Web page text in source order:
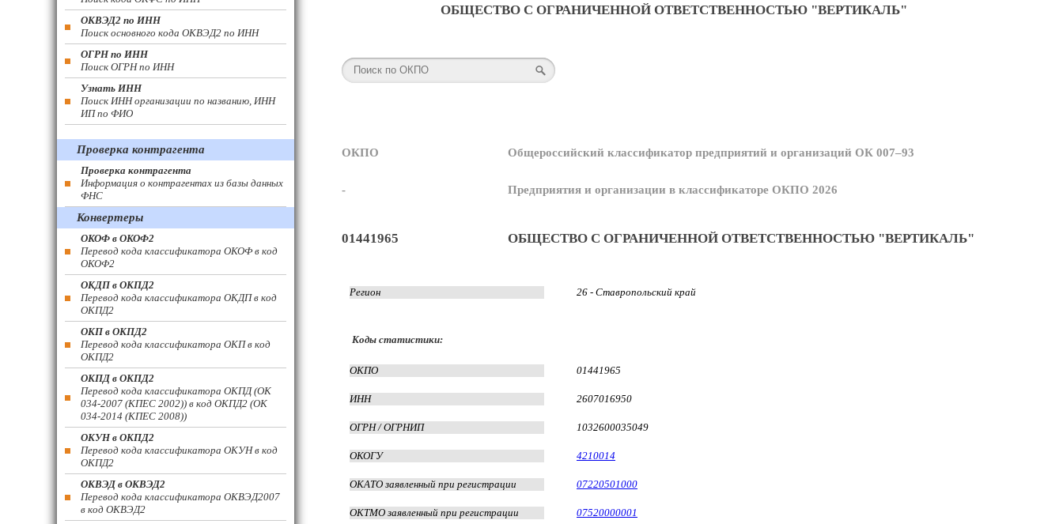
ОБЩЕСТВО С ОГРАНИЧЕННОЙ ОТВЕТСТВЕННОСТЬЮ "ВЕРТИКАЛЬ"
ОКПО Общероссийский классификатор предприятий и организаций ОК 007–93
- Предприятия и организации в классификаторе ОКПО 2026
01441965 ОБЩЕСТВО С ОГРАНИЧЕННОЙ ОТВЕТСТВЕННОСТЬЮ "ВЕРТИКАЛЬ"
Регион 26 - Ставропольский край
Коды статистики:
ОКПО 01441965
ИНН 2607016950
ОГРН / ОГРНИП 1032600035049
ОКОГУ 4210014
ОКАТО заявленный при регистрации 07220501000
ОКТМО заявленный при регистрации 07520000001
ОКВЭД2 по ИНН
Поиск основного кода ОКВЭД2 по ИНН
ОГРН по ИНН
Поиск ОГРН по ИНН
Узнать ИНН
Поиск ИНН организации по названию, ИНН
ИП по ФИО
Проверка контрагента
Проверка контрагента
Информация о контрагентах из базы данных
ФНС
Конвертеры
ОКОФ в ОКОФ2
Перевод кода классификатора ОКОФ в код
ОКОФ2
ОКДП в ОКПД2
Перевод кода классификатора ОКДП в код
ОКПД2
ОКП в ОКПД2
Перевод кода классификатора ОКП в код
ОКПД2
ОКПД в ОКПД2
Перевод кода классификатора ОКПД (ОК
034-2007 (КПЕС 2002)) в код ОКПД2 (ОК
034-2014 (КПЕС 2008))
ОКУН в ОКПД2
Перевод кода классификатора ОКУН в код
ОКПД2
ОКВЭД в ОКВЭД2
Перевод кода классификатора ОКВЭД2007
в код ОКВЭД2